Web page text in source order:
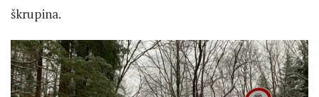
škrupina.